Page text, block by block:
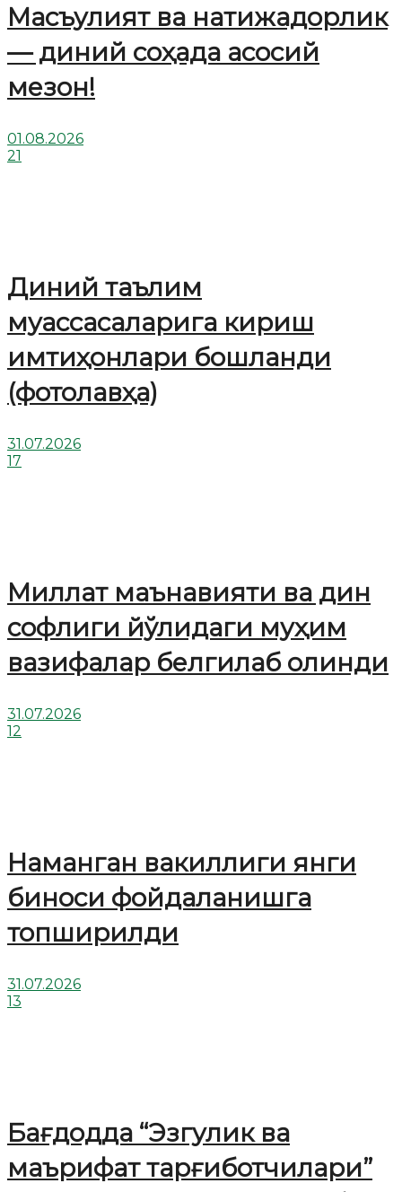
Масъулият ва натижадорлик
— диний соҳада асосий
мезон!
01.08.2026
21
Диний таълим
муассасаларига кириш
имтиҳонлари бошланди
(фотолавҳа)
31.07.2026
17
Миллат маънавияти ва дин
софлиги йўлидаги муҳим
вазифалар белгилаб олинди
31.07.2026
12
Наманган вакиллиги янги
биноси фойдаланишга
топширилди
31.07.2026
13
Бағдодда “Эзгулик ва
маърифат тарғиботчилари”